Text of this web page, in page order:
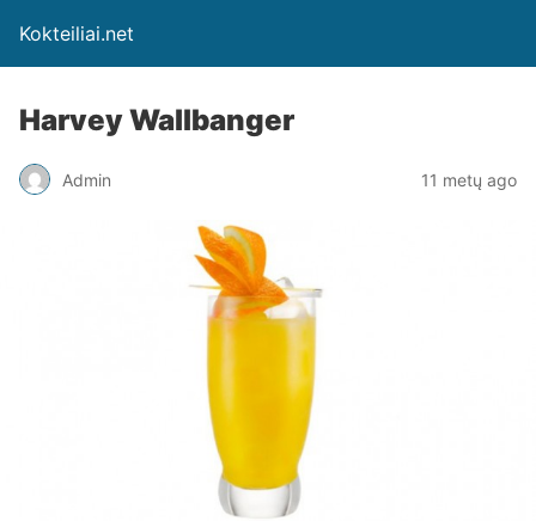
Kokteiliai.net
Harvey Wallbanger
Admin 11 metų ago